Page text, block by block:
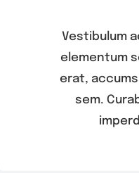
Vestibulum
elementum
erat,
sem.